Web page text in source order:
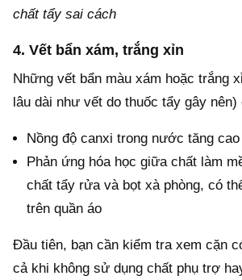
chất tẩy sai cách
4. Vết bẩn xám, trắng xỉn
Những vết bẩn màu xám hoặc trắng
lâu dài như vết do thuốc tẩy gây nên)
Nồng độ canxi trong nước tăng cao
Phản ứng hóa học giữa chất làm
chất tẩy rửa và bọt xà phòng, có
trên quần áo
Đầu tiên, bạn cần kiểm tra xem cặn
cả khi không sử dụng chất phụ trợ